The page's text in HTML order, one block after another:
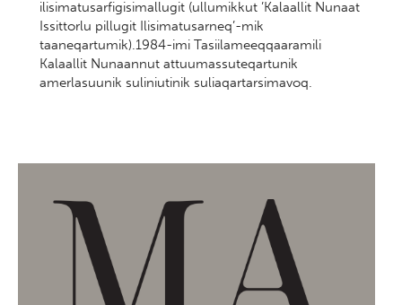
ilisimatusarfigisimallugit (ullumikkut ’Kalaallit Nunaat
Issittorlu pillugit Ilisimatusarneq’-mik
taaneqartumik).1984-imi Tasiilameeqqaaramili
Kalaallit Nunaannut attuumassuteqartunik
amerlasuunik suliniutinik suliaqartarsimavoq.